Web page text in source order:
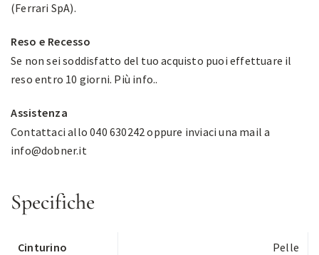
(Ferrari SpA).
Reso e Recesso
Se non sei soddisfatto del tuo acquisto puoi effettuare il
reso entro 10 giorni. Più info..
Assistenza
Contattaci allo 040 630242 oppure inviaci una mail a
info@dobner.it
Specifiche
Cinturino Pelle